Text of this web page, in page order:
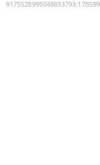
9175528995048653793: